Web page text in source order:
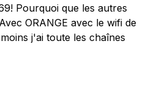
Pourquoi que les autres
ORANGE avec le wifi de
j'ai toute les chaînes